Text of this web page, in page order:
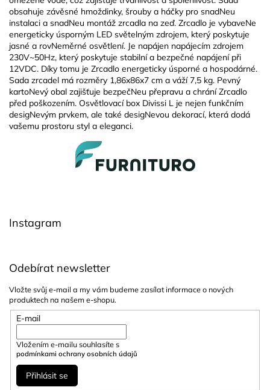
obsahuje závěsné hmoždinky, šrouby a háčky pro snadNeu
instalaci a snadNeu montáž zrcadla na zeď. Zrcadlo je vybaveNe
energeticky úsporným LED světelným zdrojem, který poskytuje
jasné a rovNeměrné osvětlení. Je napájen napájecím zdrojem
230V~50Hz, který poskytuje stabilní a bezpečné napájení při
12VDC. Díky tomu je Zrcadlo energeticky úsporné a hospodárné.
Sada zrcadel má rozměry 1,86x86x7 cm a váží 7,5 kg. Pevný
kartoNevý obal zajišťuje bezpečNeu přepravu a chrání Zrcadlo
před poškozením. Osvětlovací box Divissi L je nejen funkčním
desigNevým prvkem, ale také desigNevou dekorací, která dodá
vašemu prostoru styl a eleganci.
Instagram
Odebírat newsletter
Vložte svůj e-mail a my vám budeme zasílat informace o nových
produktech na našem e-shopu.
E-mail
Vložením e-mailu souhlasíte s
podmínkami ochrany osobních údajů
Přihlásit se